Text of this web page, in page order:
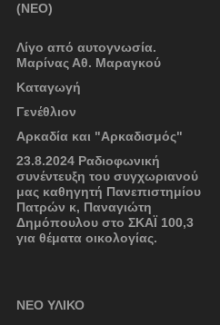
(ΝΕΟ)
Λίγο από αυτογνωσία.
Μαρίνας Αθ. Μαραγκού
Καταγωγή
Γενέθλιον
Αρκαδία και "Αρκαδισμός"
23.8.2024 Ραδιοφωνική
συνέντευξη του συγχωριανού
μας καθηγητή Πανεπιστημίου
Πατρών κ, Παναγιώτη
Δημόπουλου στο ΣΚΑΪ 100,3
για θέματα οικολογίας.
ΝΕΟ ΥΛΙΚΟ